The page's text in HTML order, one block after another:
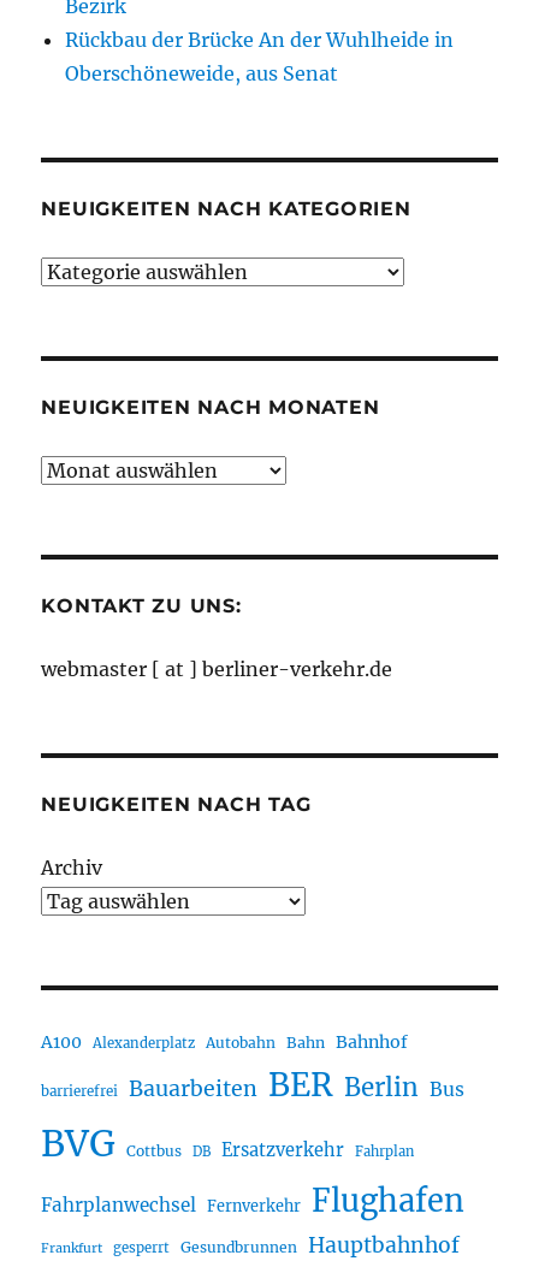
Bezirk
Rückbau der Brücke An der Wuhlheide in
Oberschöneweide, aus Senat
NEUIGKEITEN NACH KATEGORIEN
Neuigkeiten
NEUIGKEITEN NACH MONATEN
Neuigkeiten
KONTAKT ZU UNS:
webmaster [ at ] berliner-verkehr.de
NEUIGKEITEN NACH TAG
Archiv
A100 Alexanderplatz Autobahn Bahn Bahnhof
barrierefrei Bauarbeiten BER Berlin Bus
BVG Cottbus DB Ersatzverkehr Fahrplan
Fahrplanwechsel Fernverkehr Flughafen
Frankfurt gesperrt Gesundbrunnen Hauptbahnhof